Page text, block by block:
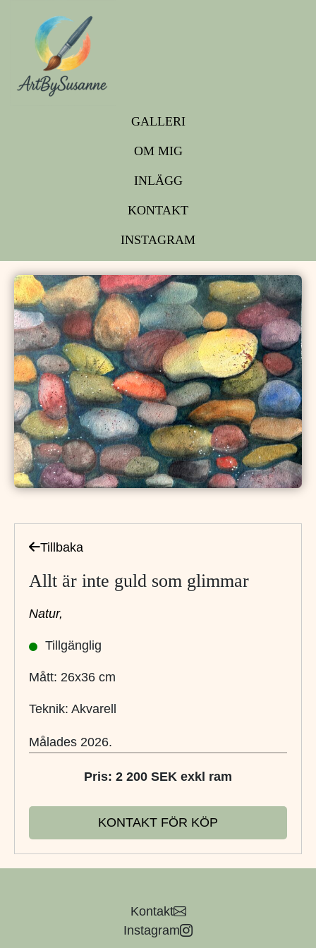
GALLERI
OM MIG
INLÄGG
KONTAKT
INSTAGRAM
Tillbaka
Allt är inte guld som glimmar
Natur,
Tillgänglig
Mått: 26x36 cm
Teknik: Akvarell
Målades 2026.
Pris: 2 200 SEK exkl ram
KONTAKT FÖR KÖP
Kontakt
Instagram